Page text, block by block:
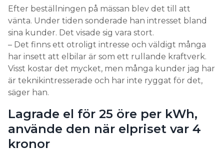
Efter beställningen på mässan blev det till att
vänta. Under tiden sonderade han intresset bland
sina kunder. Det visade sig vara stort.
– Det finns ett otroligt intresse och väldigt många
har insett att elbilar är som ett rullande kraftverk.
Visst kostar det mycket, men många kunder jag har
är teknikintresserade och har inte ryggat för det,
säger han.
Lagrade el för 25 öre per kWh,
använde den när elpriset var 4
kronor